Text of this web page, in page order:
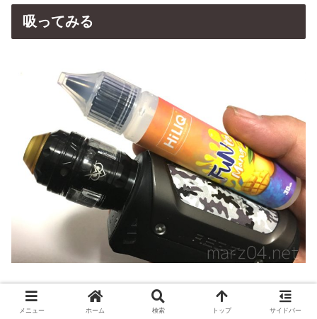
吸ってみる
吸ってみます。
メニュー ホーム 検索 トップ サイドバー